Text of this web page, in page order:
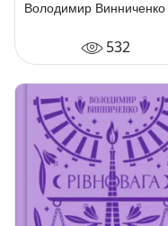
Володимир Винниченко
532